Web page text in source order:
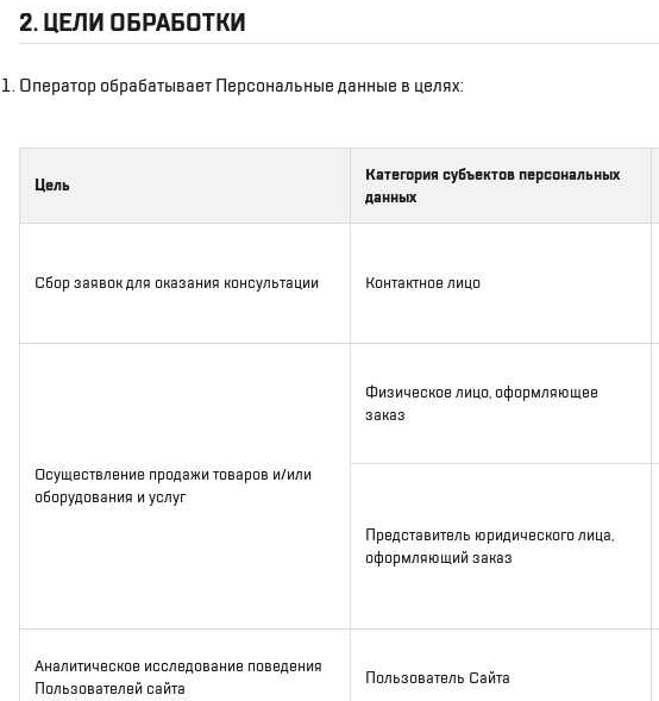
2. ЦЕЛИ ОБРАБОТКИ
Оператор обрабатывает Персональные данные в целях:
Цель
Категория субъектов персональных
данных
Сбор заявок для оказания консультации Контактное лицо
Осуществление продажи товаров и/или
оборудования и услуг
Физическое лицо, оформляющее
заказ
Представитель юридического лица,
оформляющий заказ
Аналитическое исследование поведения
Пользователей сайта
Пользователь Сайта